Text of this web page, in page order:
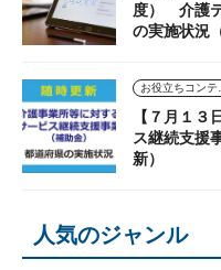
度） 介護
の実施状況
お
【７月１
ス継続支援
新）
人気のジャンル